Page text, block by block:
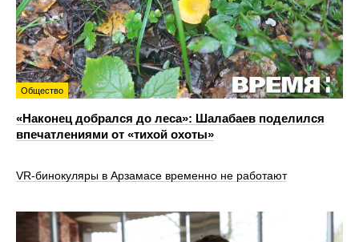
Общество
«Наконец добрался до леса»: Шалабаев поделился
впечатлениями от «тихой охоты»
VR‑бинокуляры в Арзамасе временно не работают